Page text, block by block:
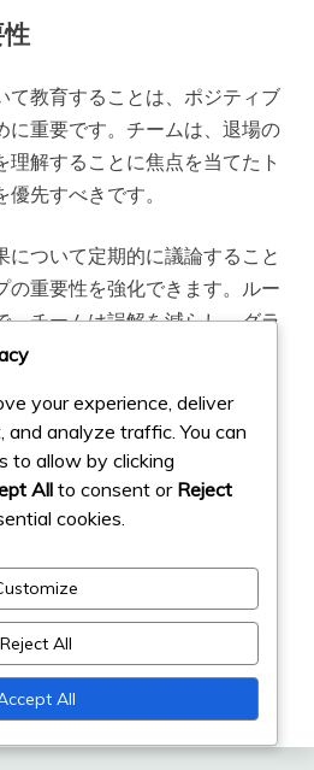
て教育することは、ポジティブ
に重要です。チームは、退場の
解することに焦点を当てたト
先すべきです。
について定期的に議論すること
の重要性を強化できます。ルー
、チームは誤解を減らし、グラ
ーの全体的な質を向上させるこ
ルティ決定の上訴ルール：条
ルール：基準、争議、明確化
ルティ施行規則：手続き、責
your experience, deliver
analyze traffic. You can
to allow by clicking
All to consent or Reject
cookies.
Reject All
All